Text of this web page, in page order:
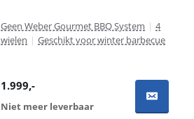
Geen Weber Gourmet BBQ System | 4
wielen | Geschikt voor winter barbecue
1.999,-
Niet meer leverbaar